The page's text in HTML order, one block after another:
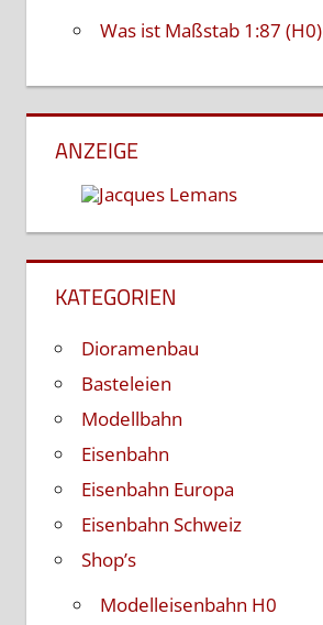
Was ist Maßstab 1:87 (H0)
ANZEIGE
KATEGORIEN
Dioramenbau
Basteleien
Modellbahn
Eisenbahn
Eisenbahn Europa
Eisenbahn Schweiz
Shop’s
Modelleisenbahn H0